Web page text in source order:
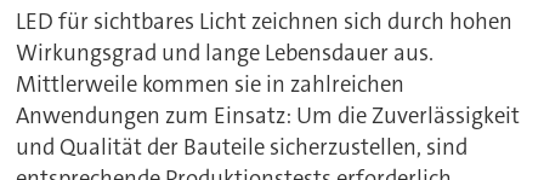
LED für sichtbares Licht zeichnen sich durch hohen
Wirkungsgrad und lange Lebensdauer aus.
Mittlerweile kommen sie in zahlreichen
Anwendungen zum Einsatz: Um die Zuverlässigkeit
und Qualität der Bauteile sicherzustellen, sind